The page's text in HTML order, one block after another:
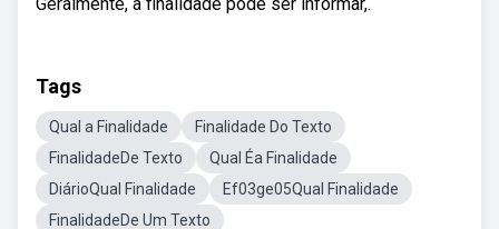
Tags
Qual a Finalidade
Finalidade Do Texto
FinalidadeDe Texto
Qual Éa Finalidade
DiárioQual Finalidade
Ef03ge05Qual Finalidade
FinalidadeDe Um Texto